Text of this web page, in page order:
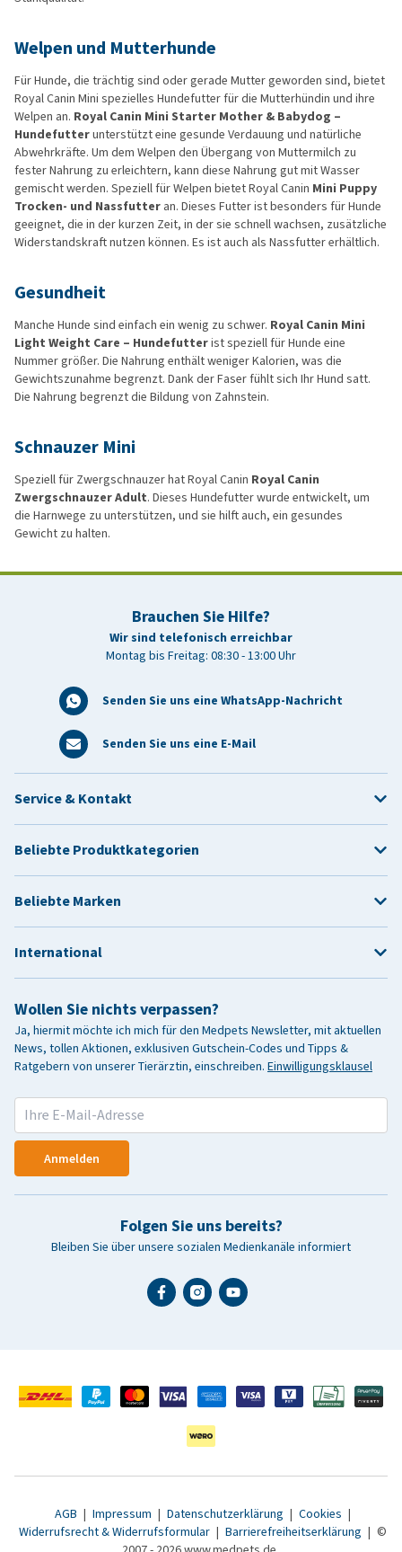
Welpen und Mutterhunde
Für Hunde, die trächtig sind oder gerade Mutter geworden sind, bietet
Royal Canin Mini spezielles Hundefutter für die Mutterhündin und ihre
Welpen an. Royal Canin Mini Starter Mother & Babydog –
Hundefutterunterstützt eine gesunde Verdauung und natürliche
Abwehrkräfte. Um dem Welpen den Übergang von Muttermilch zu
fester Nahrung zu erleichtern, kann diese Nahrung gut mit Wasser
gemischt werden. Speziell für Welpen bietet Royal Canin Mini Puppy
Trocken- und Nassfutter an. Dieses Futter ist besonders für Hunde
geeignet, die in der kurzen Zeit, in der sie schnell wachsen, zusätzliche
Widerstandskraft nutzen können. Es ist auch als Nassfutter erhältlich.
Gesundheit
Manche Hunde sind einfach ein wenig zu schwer. Royal Canin Mini
Light Weight Care – Hundefutterist speziell für Hunde eine
Nummer größer. Die Nahrung enthält weniger Kalorien, was die
Gewichtszunahme begrenzt. Dank der Faser fühlt sich Ihr Hund satt.
Die Nahrung begrenzt die Bildung von Zahnstein.
Schnauzer Mini
Speziell für Zwergschnauzer hat Royal Canin Royal Canin
Zwergschnauzer Adult. Dieses Hundefutter wurde entwickelt, um
die Harnwege zu unterstützen, und sie hilft auch, ein gesundes
Gewicht zu halten.
Brauchen Sie Hilfe?
Wir sind telefonisch erreichbar
Montag bis Freitag: 08:30 - 13:00 Uhr
Senden Sie uns eine WhatsApp-Nachricht
Senden Sie uns eine E-Mail
Wollen Sie nichts verpassen?
Ja, hiermit möchte ich mich für den Medpets Newsletter, mit aktuellen
News, tollen Aktionen, exklusiven Gutschein-Codes und Tipps &
Ratgebern von unserer Tierärztin, einschreiben. Einwilligungsklausel
Anmelden
Folgen Sie uns bereits?
Bleiben Sie über unsere sozialen Medienkanäle informiert
Service & Kontakt
Beliebte Produktkategorien
Beliebte Marken
International
AGB | Impressum | Datenschutzerklärung | Cookies |
Widerrufsrecht & Widerrufsformular | Barrierefreiheitserklärung | ©